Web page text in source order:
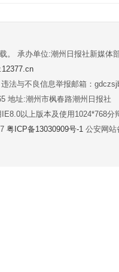
。 承办单位:潮州日报社新媒体
法与不良信息举报邮箱：
地址:潮州市枫春路潮州日报社
以上版本及使用1024*768分
粤ICP备13030909号-1 公安网站